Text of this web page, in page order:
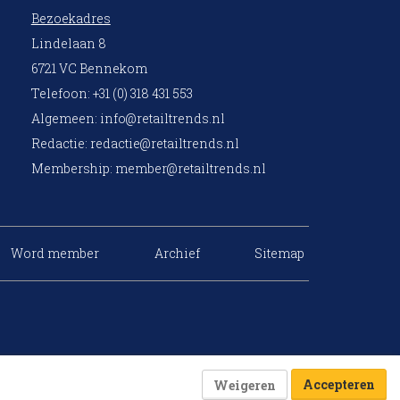
Bezoekadres
Lindelaan 8
6721 VC Bennekom
Telefoon: +31 (0) 318 431 553
Algemeen: info@retailtrends.nl
Redactie: redactie@retailtrends.nl
Membership: member@retailtrends.nl
Word member Archief Sitemap
Weigeren Accepteren